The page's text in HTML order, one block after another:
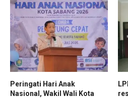
Peringati Hari Anak
Nasional, Wakil Wali Kota